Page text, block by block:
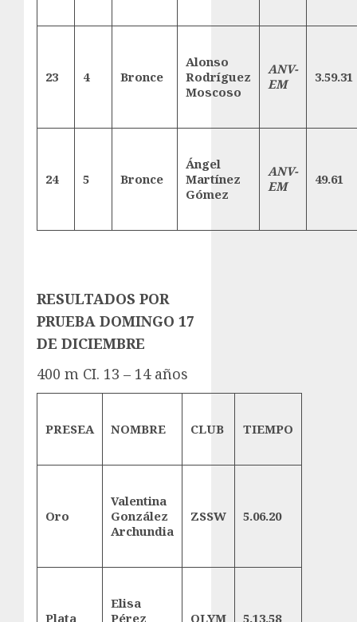
23 4 Bronce
Alonso
Rodríguez
Moscoso
ANV-
EM
3.59.31
24 5 Bronce
Ángel
Martínez
Gómez
ANV-
EM
49.61
RESULTADOS POR
PRUEBA DOMINGO 17
DE DICIEMBRE
400 m CI. 13 – 14 años
PRESEA NOMBRE CLUB TIEMPO
Oro
Valentina
González
Archundia
ZSSW 5.06.20
Plata
Elisa
Pérez
OLYM 5.13.58